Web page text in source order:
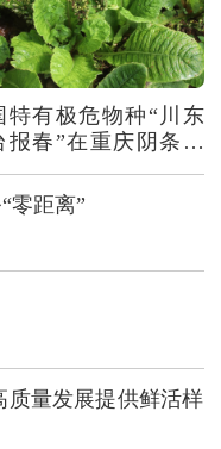
特有极危物种“川东
报春”在重庆阴条岭
保护成功
零距离”
质量发展提供鲜活样